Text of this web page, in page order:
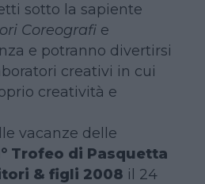
sotto la sapiente
Coreografie
e potranno divertirsi
creativi in cui
creatività e
vacanze delle
Trofeo di Pasquetta
& figli 2008 il 24